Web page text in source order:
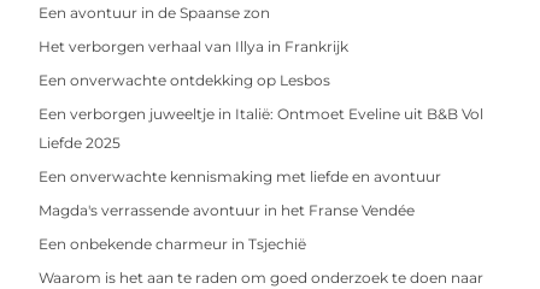
Een avontuur in de Spaanse zon
Het verborgen verhaal van Illya in Frankrijk
Een onverwachte ontdekking op Lesbos
Een verborgen juweeltje in Italië: Ontmoet Eveline uit B&B Vol
Liefde 2025
Een onverwachte kennismaking met liefde en avontuur
Magda's verrassende avontuur in het Franse Vendée
Een onbekende charmeur in Tsjechië
Waarom is het aan te raden om goed onderzoek te doen naar